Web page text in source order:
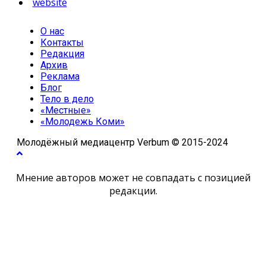
О нас
Контакты
Редакция
Архив
Реклама
Блог
Тело в дело
«Местные»
«Молодежь Коми»
Молодёжный медиацентр Verbum © 2015-2024
Мнение авторов может не совпадать с позицией
редакции.